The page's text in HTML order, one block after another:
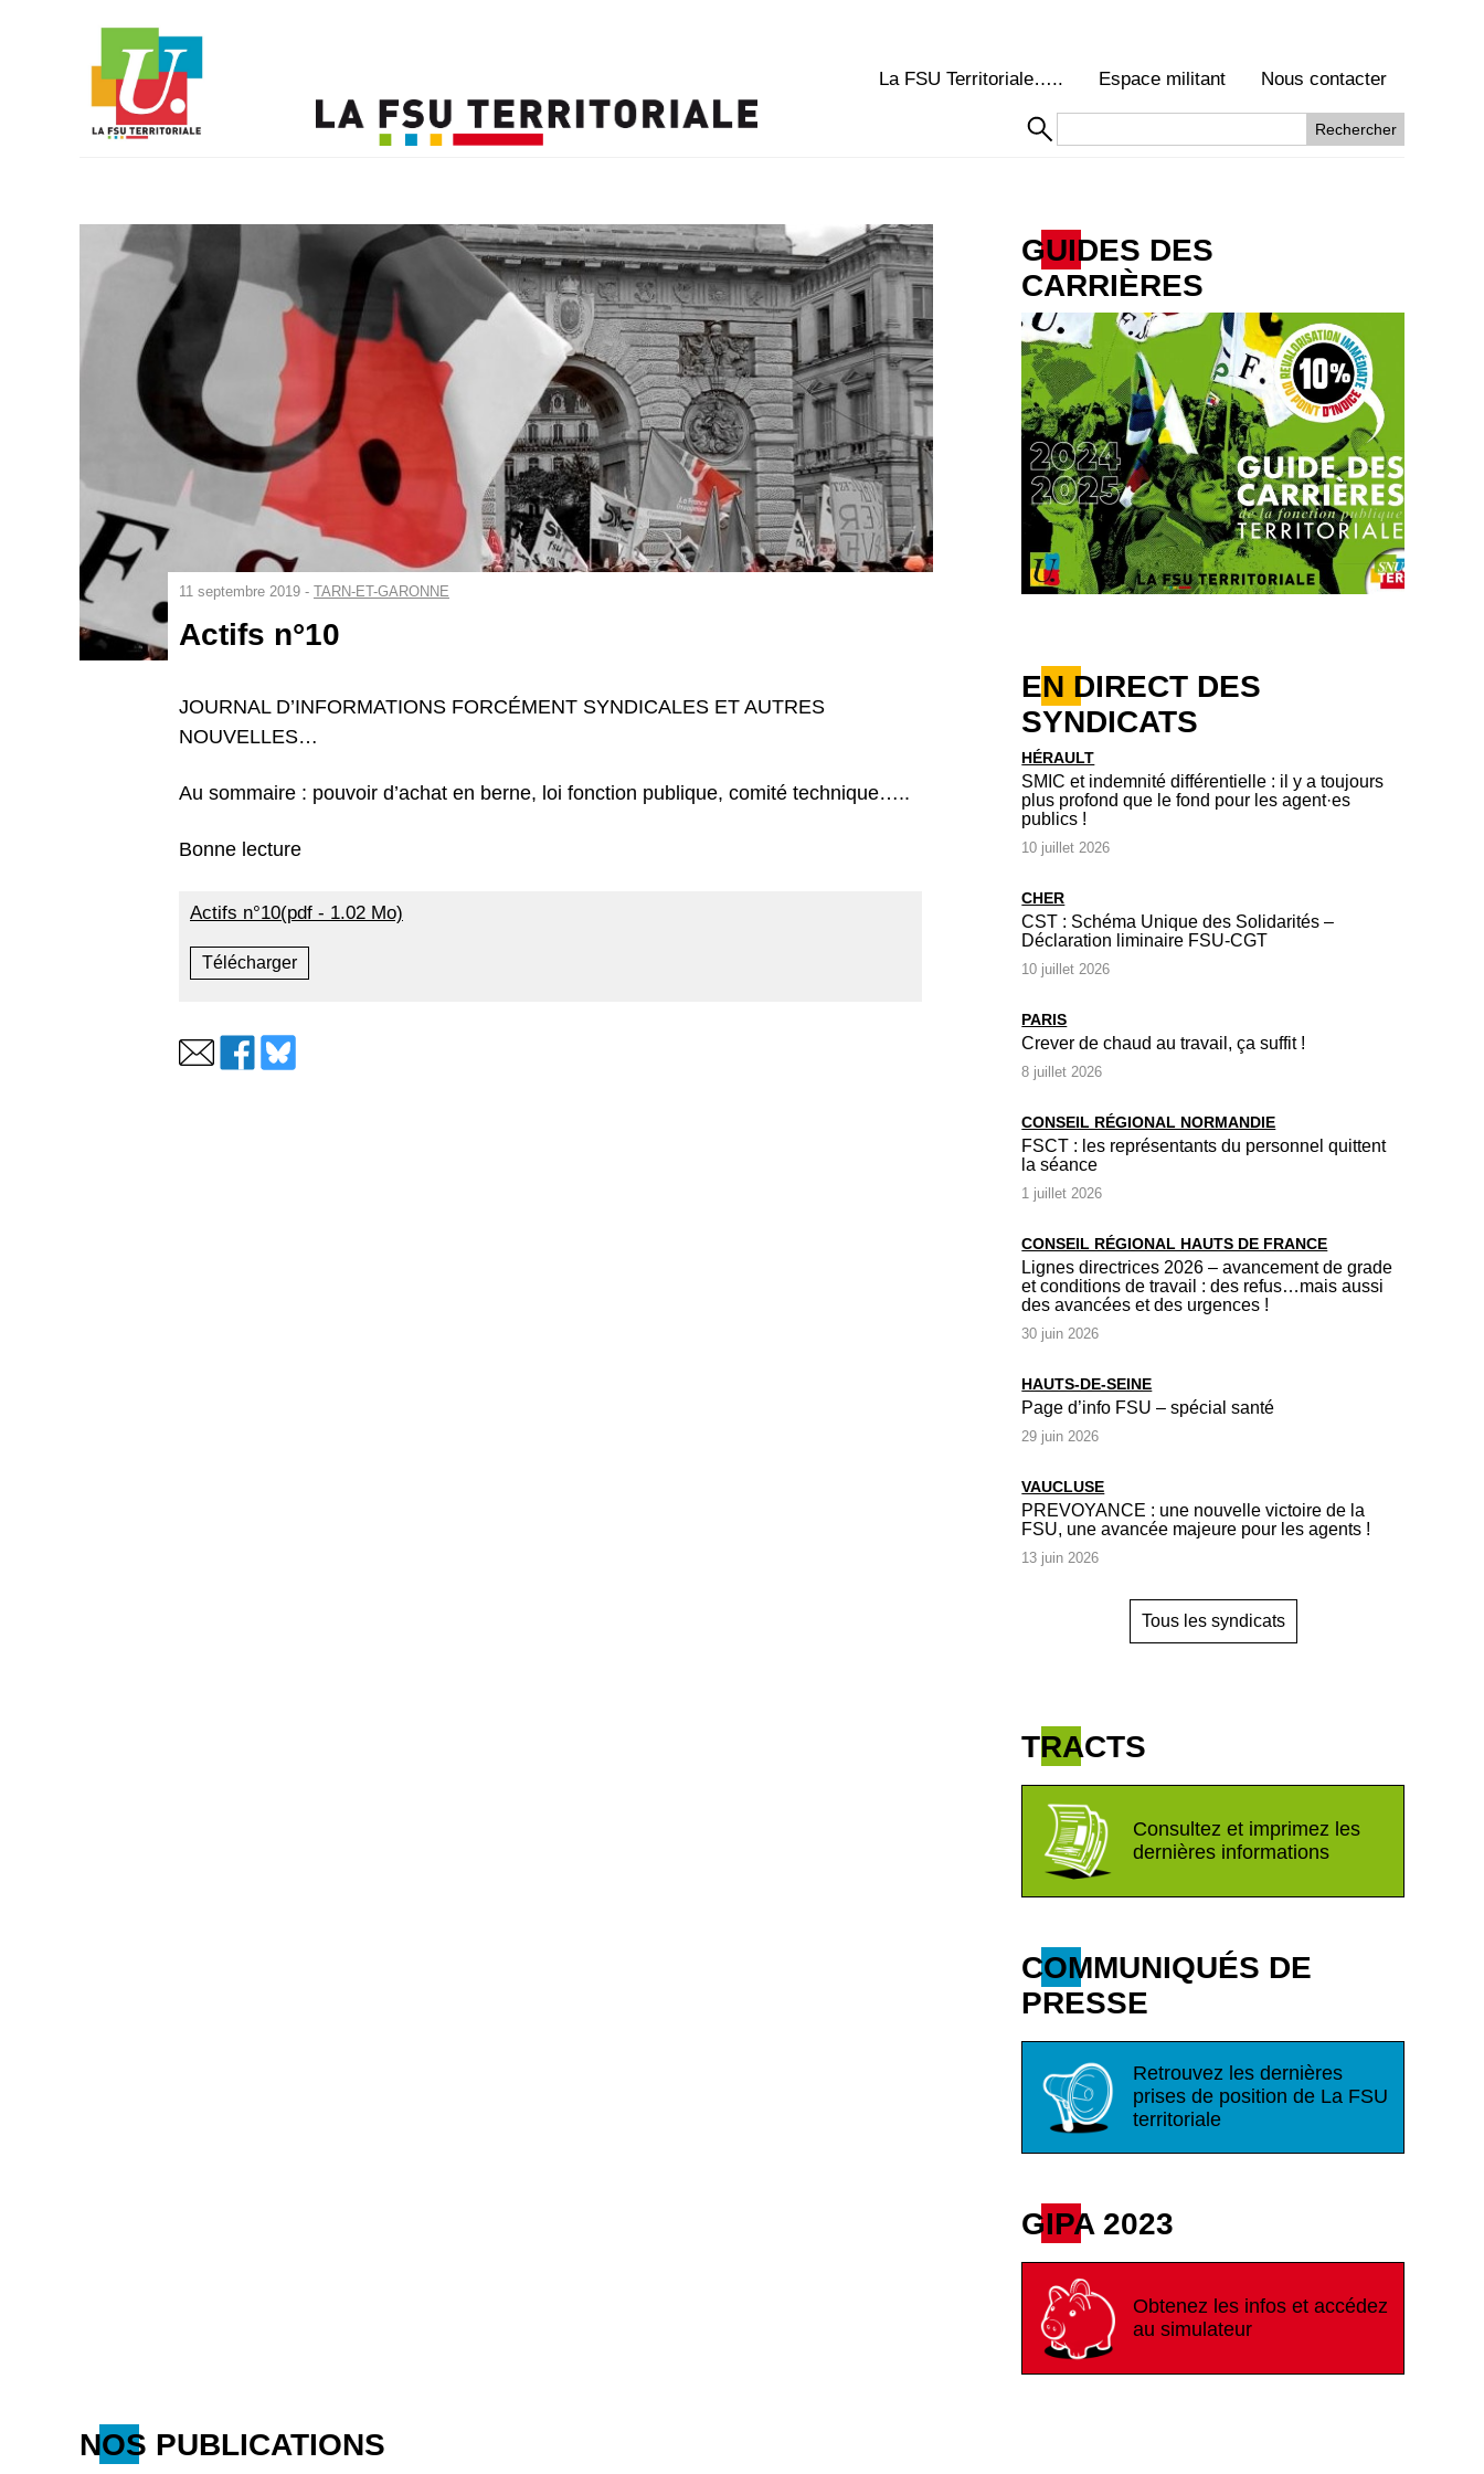
La FSU Territoriale….. Espace militant Nous contacter
11 septembre 2019 - TARN-ET-GARONNE
Actifs n°10
JOURNAL D’INFORMATIONS FORCÉMENT SYNDICALES ET AUTRES
NOUVELLES…
Au sommaire : pouvoir d’achat en berne, loi fonction publique, comité technique…..
Bonne lecture
Actifs n°10(pdf - 1.02 Mo)
Télécharger
GUIDES DES
CARRIÈRES
EN DIRECT DES
SYNDICATS
HÉRAULT
SMIC et indemnité différentielle : il y a toujours
plus profond que le fond pour les agent·es
publics !
10 juillet 2026
CHER
CST : Schéma Unique des Solidarités –
Déclaration liminaire FSU-CGT
10 juillet 2026
PARIS
Crever de chaud au travail, ça suffit !
8 juillet 2026
CONSEIL RÉGIONAL NORMANDIE
FSCT : les représentants du personnel quittent
la séance
1 juillet 2026
CONSEIL RÉGIONAL HAUTS DE FRANCE
Lignes directrices 2026 – avancement de grade
et conditions de travail : des refus…mais aussi
des avancées et des urgences !
30 juin 2026
HAUTS-DE-SEINE
Page d’info FSU – spécial santé
29 juin 2026
VAUCLUSE
PREVOYANCE : une nouvelle victoire de la
FSU, une avancée majeure pour les agents !
13 juin 2026
Tous les syndicats
TRACTS
Consultez et imprimez les
dernières informations
COMMUNIQUÉS DE
PRESSE
Retrouvez les dernières
prises de position de La FSU
territoriale
GIPA 2023
Obtenez les infos et accédez
au simulateur
NOS PUBLICATIONS